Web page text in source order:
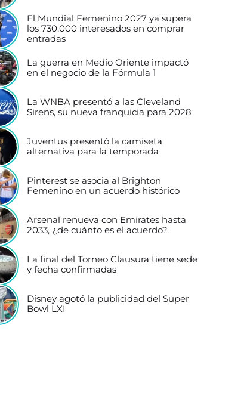
El Mundial Femenino 2027 ya supera
los 730.000 interesados en comprar
entradas
La guerra en Medio Oriente impactó
en el negocio de la Fórmula 1
La WNBA presentó a las Cleveland
Sirens, su nueva franquicia para 2028
Juventus presentó la camiseta
alternativa para la temporada
Pinterest se asocia al Brighton
Femenino en un acuerdo histórico
Arsenal renueva con Emirates hasta
2033, ¿de cuánto es el acuerdo?
La final del Torneo Clausura tiene sede
y fecha confirmadas
Disney agotó la publicidad del Super
Bowl LXI